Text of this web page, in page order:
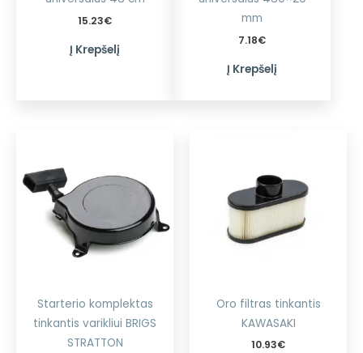
15.23€
Į Krepšelį
mm
7.18€
Į Krepšelį
Starterio komplektas
tinkantis varikliui BRIGS
STRATTON
Oro filtras tinkantis
KAWASAKI
10.93€